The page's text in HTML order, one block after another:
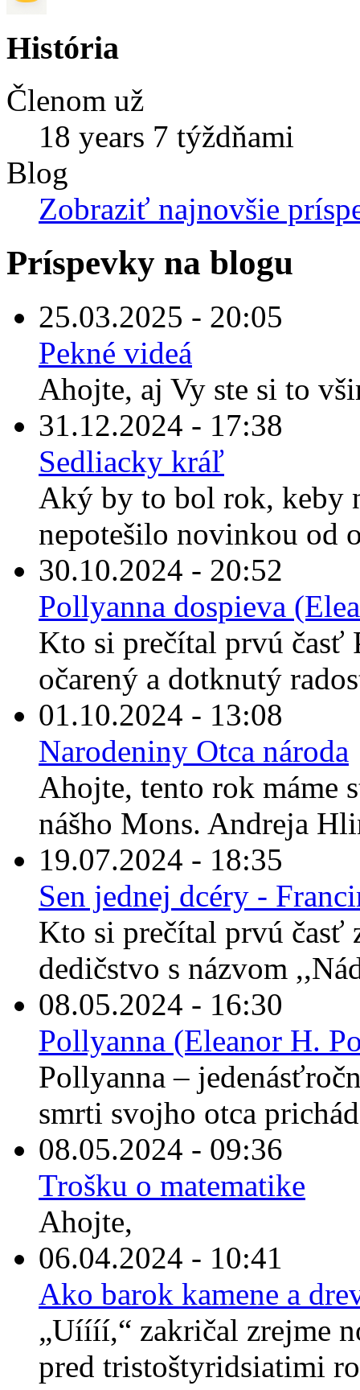
História
Členom už
18 years 7 týždňami
Blog
Zobraziť najnovšie
Príspevky na blogu
25.03.2025 - 20:05
Pekné videá
Ahojte, aj Vy ste si to
31.12.2024 - 17:38
Sedliacky kráľ
Aký by to bol rok, keby
nepotešilo novinkou od
30.10.2024 - 20:52
Pollyanna dospieva
Kto si prečítal prvú časť
očarený a dotknutý
01.10.2024 - 13:08
Narodeniny Otca národa
Ahojte, tento rok máme
nášho Mons. Andreja
19.07.2024 - 18:35
Sen jednej dcéry -
Kto si prečítal prvú časť
dedičstvo s názvom
08.05.2024 - 16:30
Pollyanna (Eleanor H.
Pollyanna –
smrti svojho otca
08.05.2024 - 09:36
Trošku o matematike
Ahojte,
06.04.2024 - 10:41
Ako barok kamene a
„Uíííí,“ zakričal zrejme
pred tristoštyridsiatimi